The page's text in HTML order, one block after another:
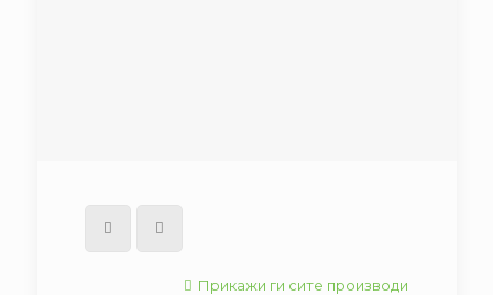
Прикажи ги сите производи